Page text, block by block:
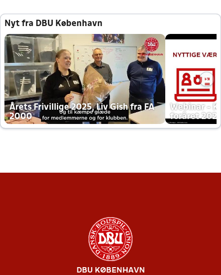
Nyt fra DBU København
Årets Frivillige 2025, Liv Gish fra FA
2000
Webinar -
foråret
DBU KØBENHAVN